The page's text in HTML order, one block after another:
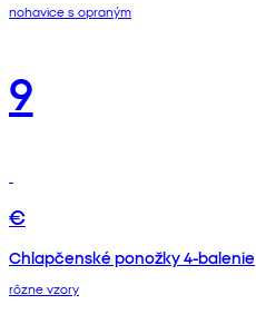
nohavice s opraným
9
€
Chlapčenské ponožky 4-balenie
rôzne vzory